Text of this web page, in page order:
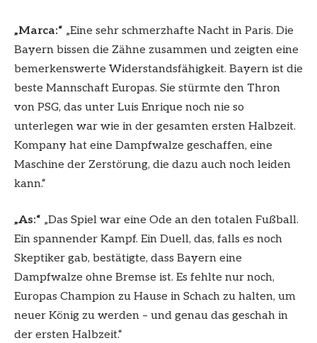
„Marca:“ „Eine sehr schmerzhafte Nacht in Paris. Die
Bayern bissen die Zähne zusammen und zeigten eine
bemerkenswerte Widerstandsfähigkeit. Bayern ist die
beste Mannschaft Europas. Sie stürmte den Thron
von PSG, das unter Luis Enrique noch nie so
unterlegen war wie in der gesamten ersten Halbzeit.
Kompany hat eine Dampfwalze geschaffen, eine
Maschine der Zerstörung, die dazu auch noch leiden
kann.“
„As:“ „Das Spiel war eine Ode an den totalen Fußball.
Ein spannender Kampf. Ein Duell, das, falls es noch
Skeptiker gab, bestätigte, dass Bayern eine
Dampfwalze ohne Bremse ist. Es fehlte nur noch,
Europas Champion zu Hause in Schach zu halten, um
neuer König zu werden – und genau das geschah in
der ersten Halbzeit.“